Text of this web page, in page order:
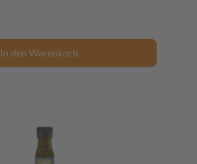
In den Warenkorb